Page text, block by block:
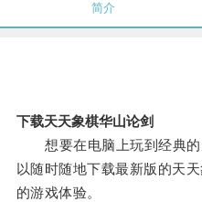
简介
下载天天象棋华山论剑
想要在电脑上玩到经典的
以随时随地下载最新版的天
的游戏体验。